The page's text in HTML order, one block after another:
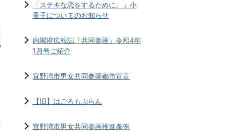
「ステキな恋をするために。」小
冊子についてのお知らせ
内閣府広報誌「共同参画」令和4年
1月号ご紹介
宜野湾市男女共同参画都市宣言
【旧】はごろもぷらん
宜野湾市男女共同参画推進条例